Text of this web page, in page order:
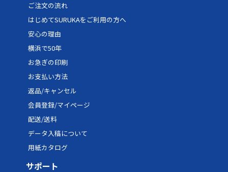
ご注文の流れ
はじめてSURUKAをご利用の方へ
安心の理由
横浜で50年
お急ぎの印刷
お支払い方法
返品/キャンセル
会員登録/マイページ
配送/送料
データ入稿について
用紙カタログ
サポート